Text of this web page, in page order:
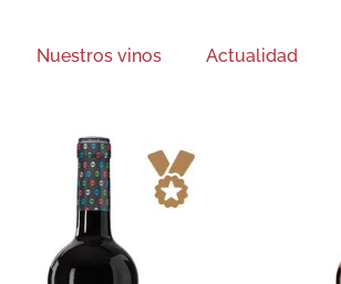
Nuestros vinos Actualidad